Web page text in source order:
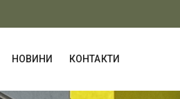
НОВИНИ КОНТАКТИ